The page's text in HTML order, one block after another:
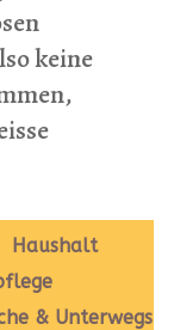
keine
Haushalt
& Unterwegs